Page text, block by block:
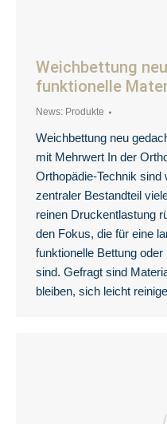
Weichbettung
funktionelle
News: Produkte
Weichbettung neu
mit Mehrwert In der
Orthopädie-Technik sind
zentraler Bestandteil
reinen Druckentlastung
den Fokus, die für eine
funktionelle Bettung
sind. Gefragt sind
bleiben, sich leicht